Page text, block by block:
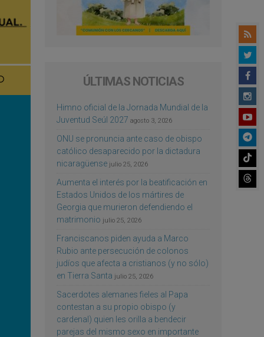
ÚLTIMAS NOTICIAS
Himno oficial de la Jornada Mundial de la
Juventud Seúl 2027 agosto 3, 2026
ONU se pronuncia ante caso de obispo
católico desaparecido por la dictadura
nicaragüense julio 25, 2026
Aumenta el interés por la beatificación en
Estados Unidos de los mártires de
Georgia que murieron defendiendo el
matrimonio julio 25, 2026
Franciscanos piden ayuda a Marco
Rubio ante persecución de colonos
judíos que afecta a cristianos (y no sólo)
en Tierra Santa julio 25, 2026
Sacerdotes alemanes fieles al Papa
contestan a su propio obispo (y
cardenal) quien les orilla a bendecir
parejas del mismo sexo en importante